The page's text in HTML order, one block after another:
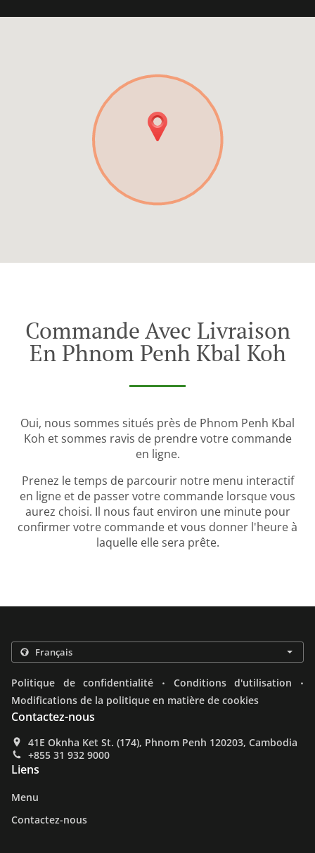
Commande Avec Livraison
En Phnom Penh Kbal Koh
Oui, nous sommes situés près de Phnom Penh Kbal
Koh et sommes ravis de prendre votre commande
en ligne.
Prenez le temps de parcourir notre menu interactif
en ligne et de passer votre commande lorsque vous
aurez choisi. Il nous faut environ une minute pour
confirmer votre commande et vous donner l'heure à
laquelle elle sera prête.
Politique de confidentialité . Conditions d'utilisation .
Modifications de la politique en matière de cookies
Contactez-nous
41E Oknha Ket St. (174), Phnom Penh 120203, Cambodia
+855 31 932 9000
Liens
Menu
Contactez-nous